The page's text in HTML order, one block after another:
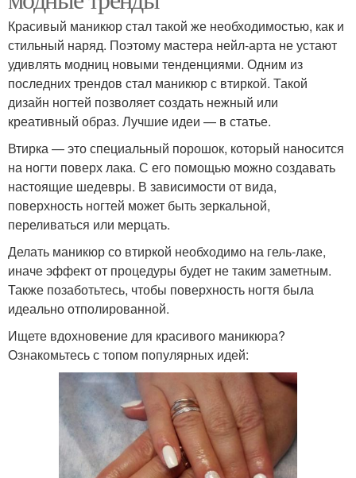
Красивый маникюр стал такой же необходимостью, как и
стильный наряд. Поэтому мастера нейл-арта не устают
удивлять модниц новыми тенденциями. Одним из
последних трендов стал маникюр с втиркой. Такой
дизайн ногтей позволяет создать нежный или
креативный образ. Лучшие идеи — в статье.
Втирка — это специальный порошок, который наносится
на ногти поверх лака. С его помощью можно создавать
настоящие шедевры. В зависимости от вида,
поверхность ногтей может быть зеркальной,
переливаться или мерцать.
Делать маникюр со втиркой необходимо на гель-лаке,
иначе эффект от процедуры будет не таким заметным.
Также позаботьтесь, чтобы поверхность ногтя была
идеально отполированной.
Ищете вдохновение для красивого маникюра?
Ознакомьтесь с топом популярных идей: